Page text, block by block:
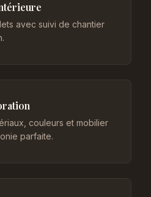
avec suivi de chantier
couleurs et mobilier
parfaite.